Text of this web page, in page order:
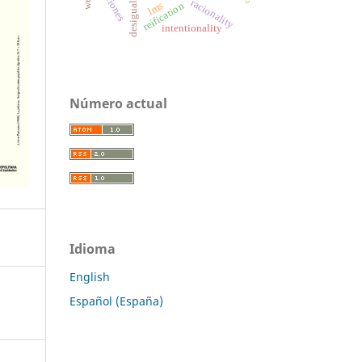
racionality
reification
lms
intentionality
Número actual
Idioma
English
Español (España)